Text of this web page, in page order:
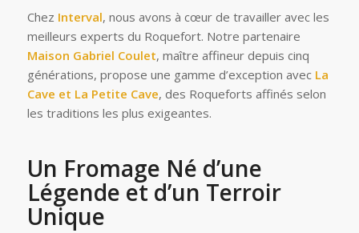
Chez Interval, nous avons à cœur de travailler avec les
meilleurs experts du Roquefort. Notre partenaire
Maison Gabriel Coulet, maître affineur depuis cinq
générations, propose une gamme d’exception avec La
Cave et La Petite Cave, des Roqueforts affinés selon
les traditions les plus exigeantes.
Un Fromage Né d’une
Légende et d’un Terroir
Unique